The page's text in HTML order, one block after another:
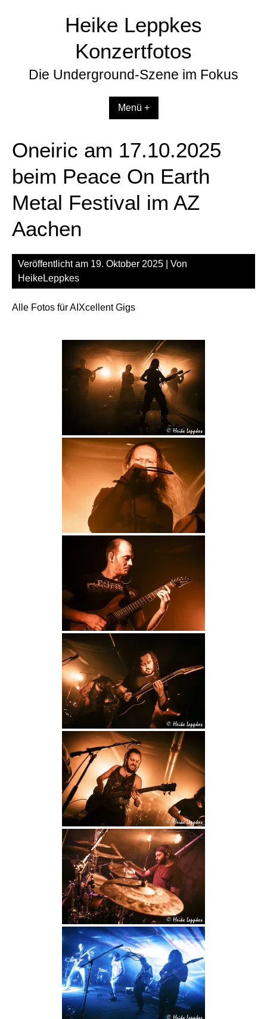
Heike Leppkes
Konzertfotos
Die Underground-Szene im Fokus
Menü +
Oneiric am 17.10.2025
beim Peace On Earth
Metal Festival im AZ
Aachen
Veröffentlicht am 19. Oktober 2025 | Von
HeikeLeppkes
Alle Fotos für AIXcellent Gigs